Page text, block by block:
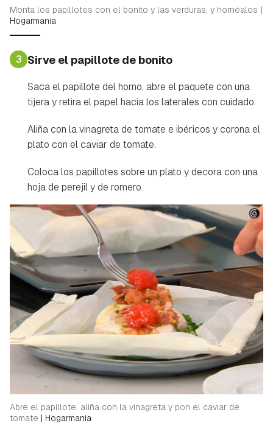
Monta los papillotes con el bonito y las verduras, y hornéalos |
Hogarmania
3 Sirve el papillote de bonito
Saca el papillote del horno, abre el paquete con una
tijera y retira el papel hacia los laterales con cuidado.
Aliña con la vinagreta de tomate e ibéricos y corona el
plato con el caviar de tomate.
Coloca los papillotes sobre un plato y decora con una
hoja de perejil y de romero.
Abre el papillote, aliña con la vinagreta y pon el caviar de
tomate | Hogarmania